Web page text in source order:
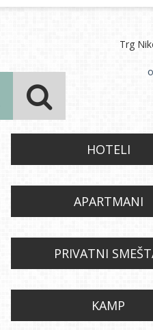
Trg
HOTELI
APARTMANI
PRIVATNI
KAMP